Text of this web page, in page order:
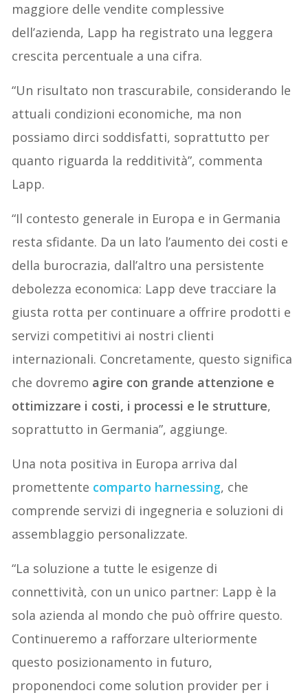
maggiore delle vendite complessive
dell’azienda, Lapp ha registrato una leggera
crescita percentuale a una cifra.
“Un risultato non trascurabile, considerando le
attuali condizioni economiche, ma non
possiamo dirci soddisfatti, soprattutto per
quanto riguarda la redditività”, commenta
Lapp.
“Il contesto generale in Europa e in Germania
resta sfidante. Da un lato l’aumento dei costi e
della burocrazia, dall’altro una persistente
debolezza economica: Lapp deve tracciare la
giusta rotta per continuare a offrire prodotti e
servizi competitivi ai nostri clienti
internazionali. Concretamente, questo significa
che dovremo agire con grande attenzione e
ottimizzare i costi, i processi e le strutture,
soprattutto in Germania”, aggiunge.
Una nota positiva in Europa arriva dal
promettente comparto harnessing, che
comprende servizi di ingegneria e soluzioni di
assemblaggio personalizzate.
“La soluzione a tutte le esigenze di
connettività, con un unico partner: Lapp è la
sola azienda al mondo che può offrire questo.
Continueremo a rafforzare ulteriormente
questo posizionamento in futuro,
proponendoci come solution provider per i